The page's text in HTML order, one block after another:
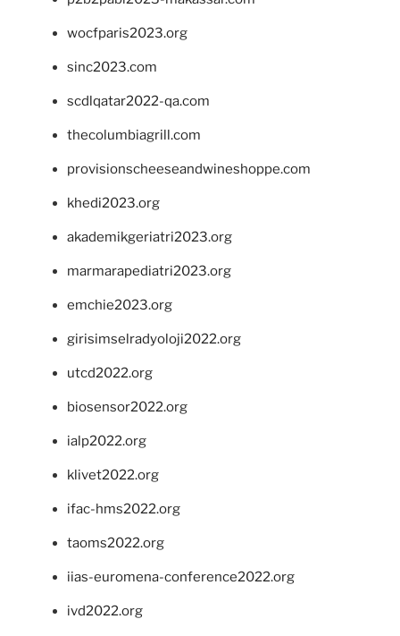
wocfparis2023.org
sinc2023.com
scdlqatar2022-qa.com
thecolumbiagrill.com
provisionscheeseandwineshoppe.com
khedi2023.org
akademikgeriatri2023.org
marmarapediatri2023.org
emchie2023.org
girisimselradyoloji2022.org
utcd2022.org
biosensor2022.org
ialp2022.org
klivet2022.org
ifac-hms2022.org
taoms2022.org
iias-euromena-conference2022.org
ivd2022.org